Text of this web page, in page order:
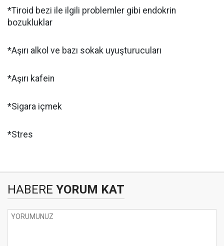
*Tiroid bezi ile ilgili problemler gibi endokrin
bozukluklar
*Aşırı alkol ve bazı sokak uyuşturucuları
*Aşırı kafein
*Sigara içmek
*Stres
HABERE YORUM KAT